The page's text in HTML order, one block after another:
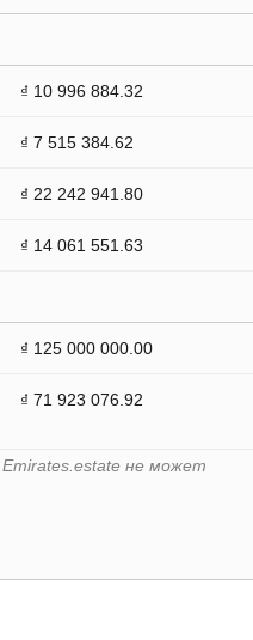
₫ 10 996 884.32
₫ 7 515 384.62
₫ 22 242 941.80
₫ 14 061 551.63
₫ 125 000 000.00
₫ 71 923 076.92
Emirates.estate не может